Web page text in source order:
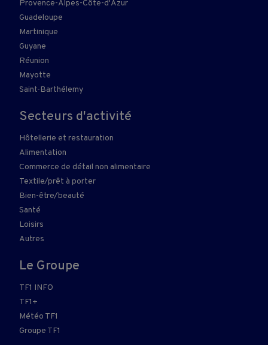
Provence-Alpes-Côte-d'Azur
Guadeloupe
Martinique
Guyane
Réunion
Mayotte
Saint-Barthélemy
Secteurs d'activité
Hôtellerie et restauration
Alimentation
Commerce de détail non alimentaire
Textile/prêt à porter
Bien-être/beauté
Santé
Loisirs
Autres
Le Groupe
TF1 INFO
TF1+
Météo TF1
Groupe TF1